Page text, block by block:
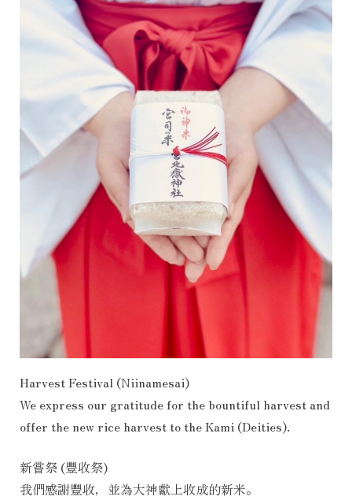
Harvest Festival (Niinamesai)
We express our gratitude for the bountiful harvest and
offer the new rice harvest to the Kami (Deities).
新嘗祭 (豐收祭)
我們感謝豐收，並為大神獻上收成的新米。